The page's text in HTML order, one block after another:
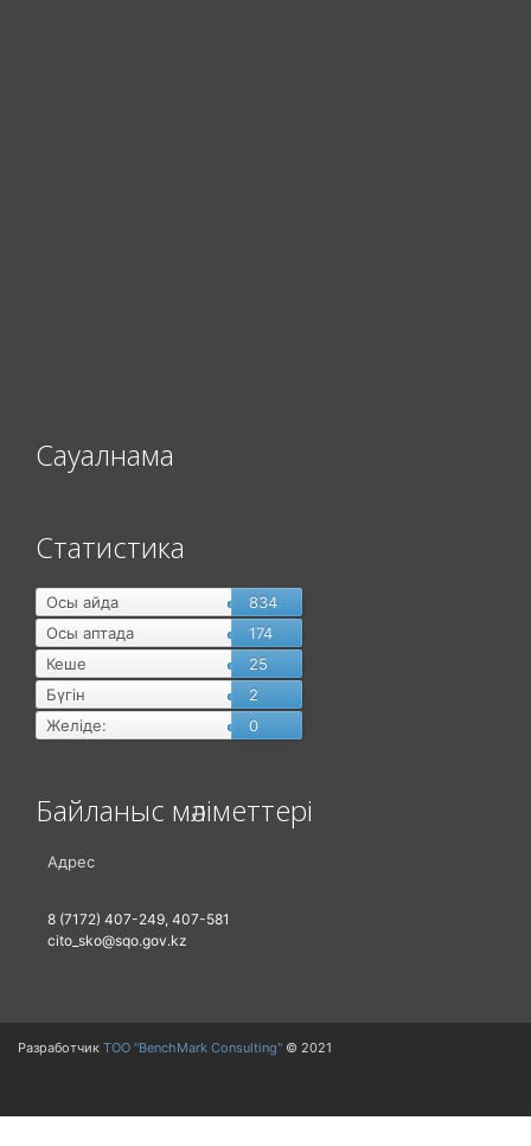
Сауалнама
Статистика
Осы айда
834
Осы аптада
174
Кеше
25
Бүгін
2
Желіде:
0
Байланыс мәліметтері
Адрес
8 (7172) 407-249, 407-581
cito_sko@sqo.gov.kz
Разработчик ТОО "BenchMark Consulting" © 2021